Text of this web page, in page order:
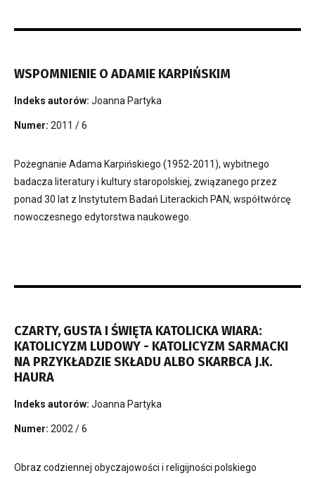
WSPOMNIENIE O ADAMIE KARPIŃSKIM
Indeks autorów: Joanna Partyka
Numer: 2011 / 6
Pożegnanie Adama Karpińskiego (1952-2011), wybitnego
badacza literatury i kultury staropolskiej, związanego przez
ponad 30 lat z Instytutem Badań Literackich PAN, współtwórcę
nowoczesnego edytorstwa naukowego.
CZARTY, GUSTA I ŚWIĘTA KATOLICKA WIARA:
KATOLICYZM LUDOWY - KATOLICYZM SARMACKI
NA PRZYKŁADZIE SKŁADU ALBO SKARBCA J.K.
HAURA
Indeks autorów: Joanna Partyka
Numer: 2002 / 6
Obraz codziennej obyczajowości i religijności polskiego